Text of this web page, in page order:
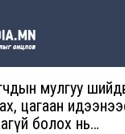
мулгуу
цагаан идээнээс
болох нь…